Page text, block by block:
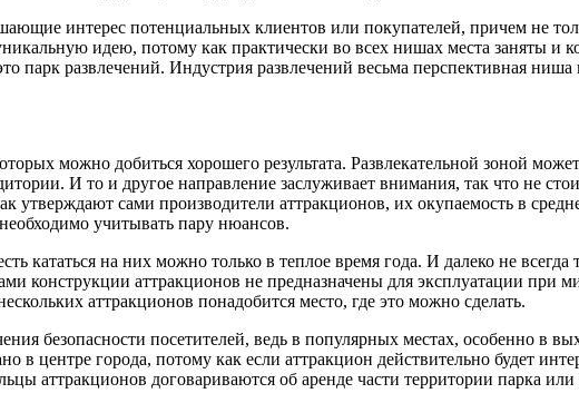
интерес потенциальных клиентов или покупателей, причем не
идею, потому как практически во всех нишах места заняты и
парк развлечений. Индустрия развлечений весьма перспективная
можно добиться хорошего результата. Развлекательной зоной
И то и другое направление заслуживает внимания, так что не
утверждают сами производители аттракционов, их окупаемость в
учитывать пару нюансов.
кататься на них можно только в теплое время года. И далеко не всегда
конструкции аттракционов не предназначены для эксплуатации при
аттракционов понадобится место, где это можно сделать.
безопасности посетителей, ведь в популярных местах, особенно в
в центре города, потому как если аттракцион действительно будет
аттракционов договариваются об аренде части территории парка